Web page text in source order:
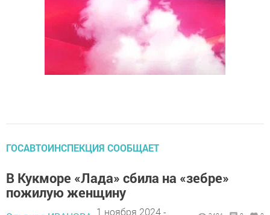
ГОСАВТОИНСПЕКЦИЯ СООБЩАЕТ
В Кукморе «Лада» сбила на «зебре»
пожилую женщину
1 ноября 2024 -